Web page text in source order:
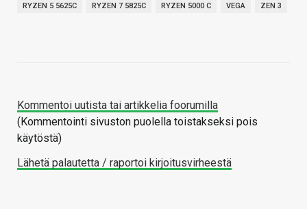
RYZEN 5 5625C RYZEN 7 5825C RYZEN 5000 C VEGA ZEN 3
Kommentoi uutista tai artikkelia foorumilla
(Kommentointi sivuston puolella toistakseksi pois
käytöstä)
Lähetä palautetta / raportoi kirjoitusvirheestä